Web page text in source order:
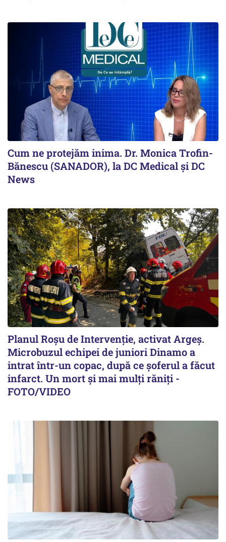
Cum ne protejăm inima. Dr. Monica Trofin-
Bănescu (SANADOR), la DC Medical și DC
News
Planul Roşu de Intervenţie, activat Argeş.
Microbuzul echipei de juniori Dinamo a
intrat într-un copac, după ce șoferul a făcut
infarct. Un mort și mai mulți răniți -
FOTO/VIDEO